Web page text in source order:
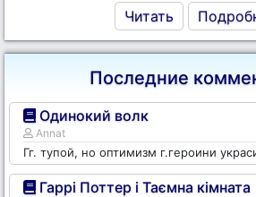
Читать
Последние
Одинокий волк
Annat
Гг. тупой, но оптимизм г.героини
Гаррі Поттер і Таємна кімната